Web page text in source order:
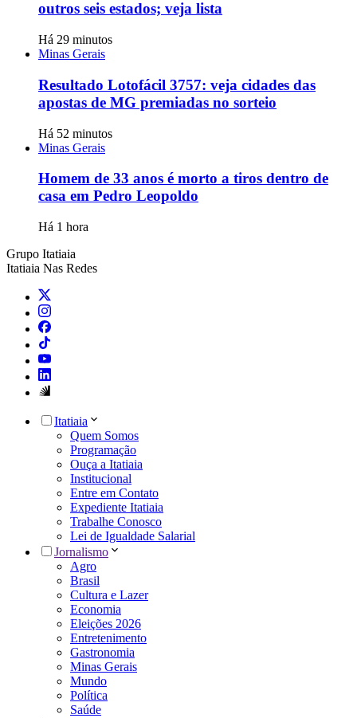
outros seis estados; veja lista
Há 29 minutos
Minas Gerais
Resultado Lotofácil 3757: veja cidades das
apostas de MG premiadas no sorteio
Há 52 minutos
Minas Gerais
Homem de 33 anos é morto a tiros dentro de
casa em Pedro Leopoldo
Há 1 hora
Grupo Itatiaia
Itatiaia Nas Redes
Itatiaia
Quem Somos
Programação
Ouça a Itatiaia
Institucional
Entre em Contato
Expediente Itatiaia
Trabalhe Conosco
Lei de Igualdade Salarial
Jornalismo
Agro
Brasil
Cultura e Lazer
Economia
Eleições 2026
Entretenimento
Gastronomia
Minas Gerais
Mundo
Política
Saúde